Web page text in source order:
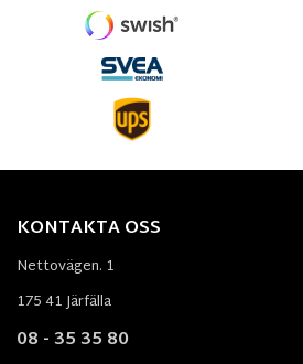
KONTAKTA OSS
Nettovägen. 1
175 41 Järfälla
08 - 35 35 80